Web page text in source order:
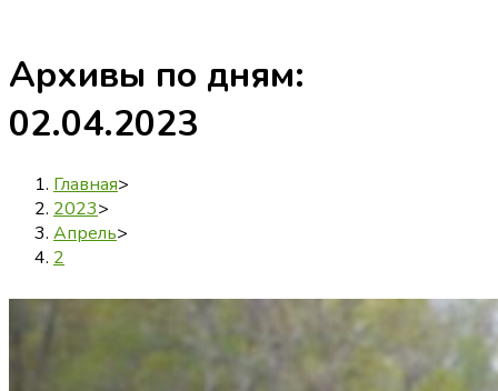
Архивы по дням:
02.04.2023
Главная>
2023>
Апрель>
2